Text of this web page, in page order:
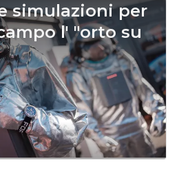
simulazioni per
l' "orto su